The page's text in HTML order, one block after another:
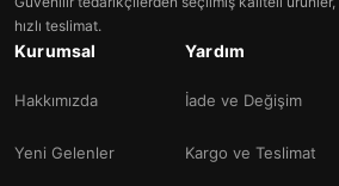
hızlı teslimat.
Kurumsal
Hakkımızda
Yeni Gelenler
Yardım
İade ve Değişim
Kargo ve Teslimat